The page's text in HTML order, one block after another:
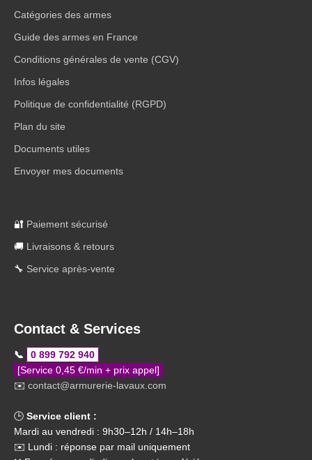
Catégories des armes
Guide des armes en France
Conditions générales de vente (CGV)
Infos légales
Politique de confidentialité (RGPD)
Plan du site
Documents utiles
Envoyer mes documents
🔐 Paiement sécurisé
🚚 Livraisons & retours
🔧 Service après-vente
Contact & Services
📞
0 899 792 940
[Service 0,45 €/min + prix appel]
✉️ contact@armurerie-lavaux.com
🕒 Service client :
Mardi au vendredi : 9h30–12h / 14h–18h
✉️ Lundi : réponse par mail uniquement